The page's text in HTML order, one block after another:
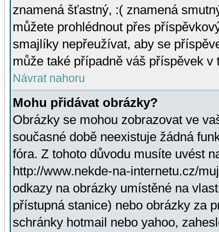
znamená šťastný, :( znamená
můžete prohlédnout přes
smajlíky nepřeužívat, aby se
může také případně váš příspěvek v
Návrat nahoru
Mohu přidávat obrázky?
Obrázky se mohou zobrazovat ve
současné době neexistuje žádná
fóra. Z tohoto důvodu musíte uvést
http://www.nekde-na-internetu.cz/
odkazy na obrázky umístěné na
přístupná stanice) nebo obrázky za
schránky hotmail nebo yahoo,